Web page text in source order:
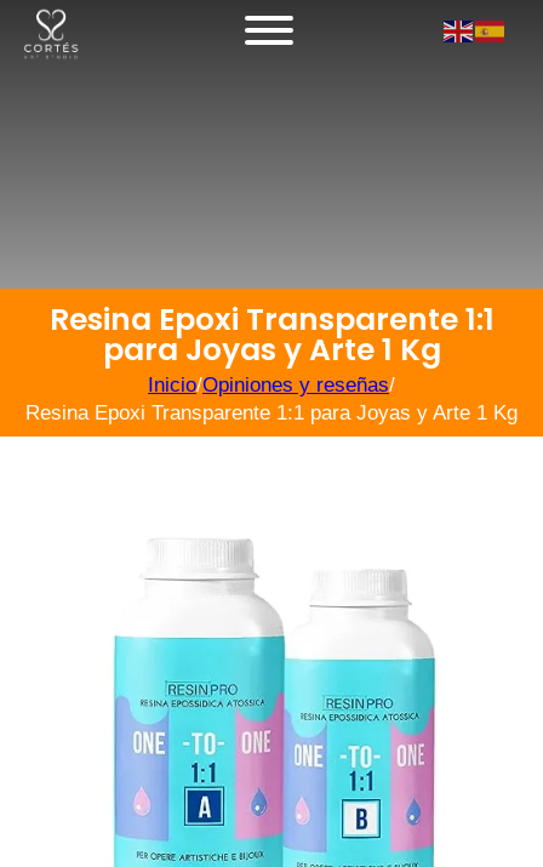
Resina Epoxi Transparente 1:1
para Joyas y Arte 1 Kg
Inicio/Opiniones y reseñas/
Resina Epoxi Transparente 1:1 para Joyas y Arte 1 Kg